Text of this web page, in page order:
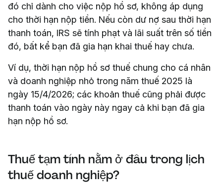
đó chỉ dành cho việc nộp hồ sơ, không áp dụng
cho thời hạn nộp tiền. Nếu còn dư nợ sau thời hạn
thanh toán, IRS sẽ tính phạt và lãi suất trên số tiền
đó, bất kể bạn đã gia hạn khai thuế hay chưa.
Ví dụ, thời hạn nộp hồ sơ thuế chung cho cá nhân
và doanh nghiệp nhỏ trong năm thuế 2025 là
ngày 15/4/2026; các khoản thuế cũng phải được
thanh toán vào ngày này ngay cả khi bạn đã gia
hạn nộp hồ sơ.
Thuế tạm tính nằm ở đâu trong lịch
thuế doanh nghiệp?